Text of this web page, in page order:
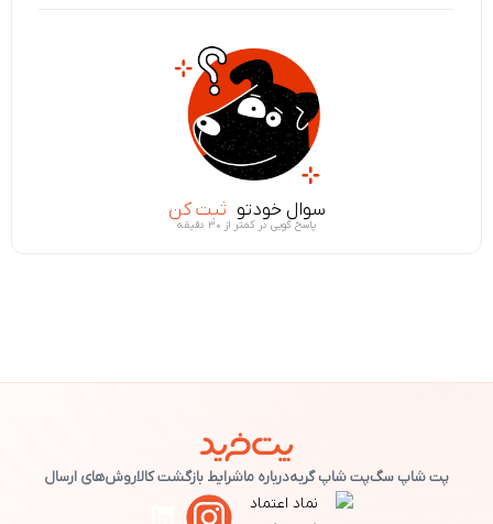
سوال خودتو ثبت کن
پاسخ گویی در کمتر از ۳۰ دقیقه
پت شاپ سگپت شاپ گربهدرباره ماشرایط بازگشت کالاروش‌های ارسال